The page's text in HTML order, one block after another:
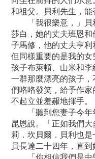
和祖父。貝利先生，能
「我很樂意，」貝
莎白，她的丈夫班恩
子馬修，他的丈夫亨
但同樣重要的是我的
孩子布萊頓、山米和李
一群那麼漂亮的孩子
們咯咯發笑，給予作
不起立並羞赧地揮手。
「聽到您妻子今年年
昆恩說。「正如我們
莉．坎貝爾．貝利也
員長達二十四年，直到